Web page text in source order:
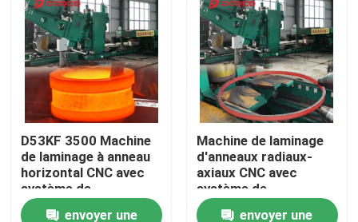
Aperçu
Produits
Vidéos
D53KF 3500 Machine
de laminage à anneau
horizontal CNC avec
système de
refroidissement à
envoyer une
Machine de laminage
d'anneaux radiaux-
axiaux CNC avec
système de
refroidissement par
envoyer une